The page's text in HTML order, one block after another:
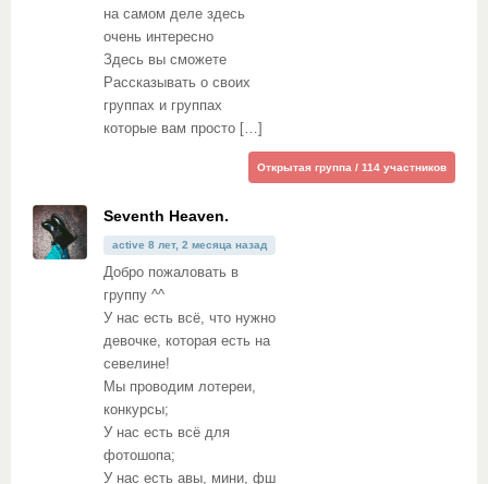
на самом деле здесь
очень интересно
Здесь вы сможете
Рассказывать о своих
группах и группах
которые вам просто […]
Открытая группа / 114 участников
Seventh Heaven.
active 8 лет, 2 месяца назад
Добро пожаловать в
группу ^^
У нас есть всё, что нужно
девочке, которая есть на
севелине!
Мы проводим лотереи,
конкурсы;
У нас есть всё для
фотошопа;
У нас есть авы, мини, фш